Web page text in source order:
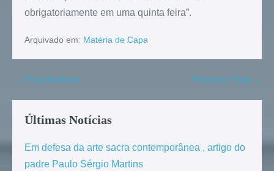
obrigatoriamente em uma quinta feira”.
Arquivado em: Matéria de Capa
← Post Anterior Próximo Post →
Últimas Notícias
Em defesa da arte sacra contemporânea , artigo do
padre Paulo Sérgio Martins